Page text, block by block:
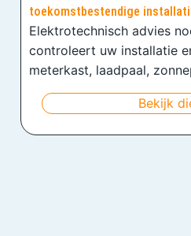
toekomstbestendige
Elektrotechnisch advies
controleert uw installatie
meterkast, laadpaal,
Bekijk